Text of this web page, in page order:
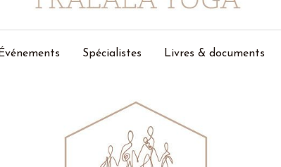
Spécialistes Livres & documents